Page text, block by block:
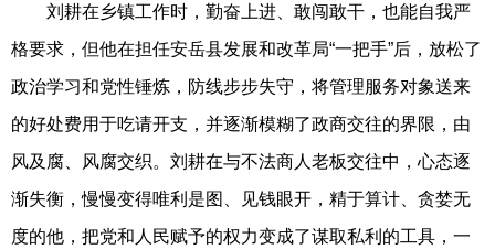
刘耕在乡镇工作时，勤奋上进、敢闯敢干，也能自我严
格要求，但他在担任安岳县发展和改革局“一把手”后，放松了
政治学习和党性锤炼，防线步步失守，将管理服务对象送来
的好处费用于吃请开支，并逐渐模糊了政商交往的界限，由
风及腐、风腐交织。刘耕在与不法商人老板交往中，心态逐
渐失衡，慢慢变得唯利是图、见钱眼开，精于算计、贪婪无
度的他，把党和人民赋予的权力变成了谋取私利的工具，一